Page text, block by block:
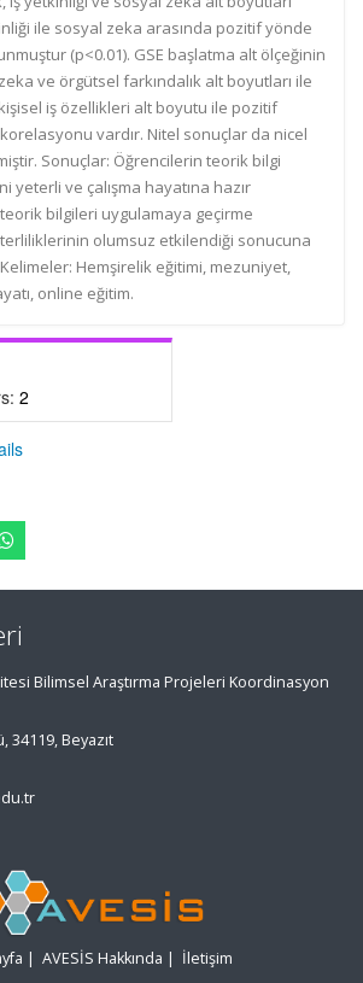
ile sosyal zeka arasında pozitif yönde
(p<0.01). GSE başlatma alt ölçeğinin
ve örgütsel farkındalık alt boyutları ile
iş özellikleri alt boyutu ile pozitif
korelasyonu vardır. Nitel sonuçlar da nicel
Sonuçlar: Öğrencilerin teorik bilgi
yeterli ve çalışma hayatına hazır
bilgileri uygulamaya geçirme
olumsuz etkilendiği sonucuna
Kelimeler: Hemşirelik eğitimi, mezuniyet,
online eğitim.
2
Bilimsel Araştırma Projeleri Koordinasyon
34119, Beyazıt
| AVESİS Hakkında | İletişim